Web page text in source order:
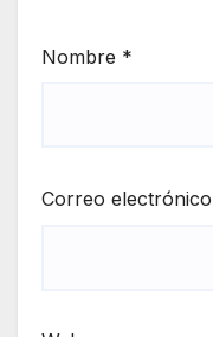
Nombre *
Correo electrónico